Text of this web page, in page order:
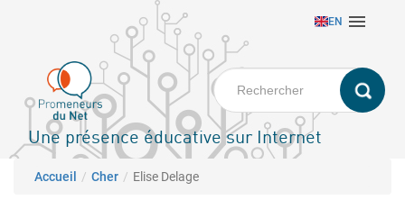
principal
EN 
Une présence éducative sur Internet
Fil d'Ariane
Accueil Cher Elise Delage